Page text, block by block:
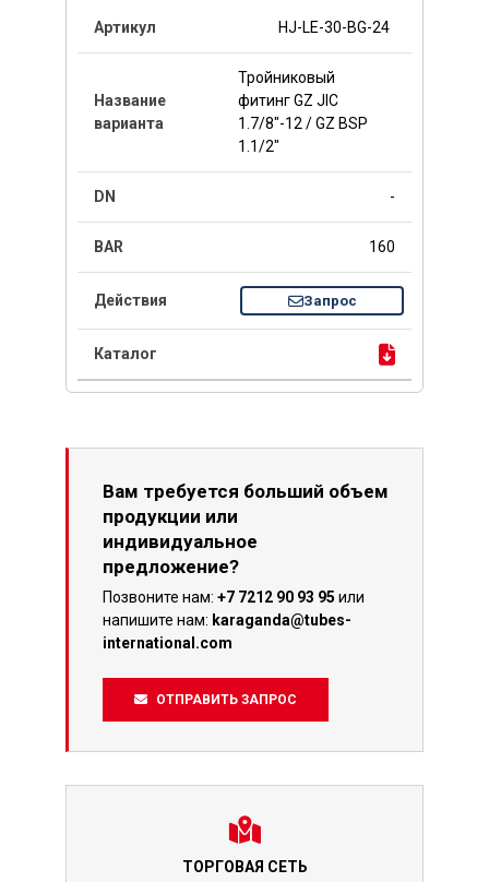
HJ-LE-30-BG-24
Тройниковый
фитинг GZ JIC
1.7/8"-12 / GZ BSP
1.1/2"
-
160
Запрос
Вам требуется больший объем
продукции или
индивидуальное
предложение?
Позвоните нам: +7 7212 90 93 95 или
напишите нам: karaganda@tubes-
international.com
ОТПРАВИТЬ ЗАПРОС
ТОРГОВАЯ СЕТЬ